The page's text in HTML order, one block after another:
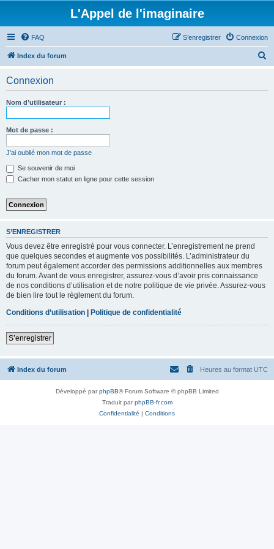
L'Appel de l'imaginaire
FAQ Connexion
S’enregistrer
Index du forum
Connexion
Nom d’utilisateur :
Mot de passe :
J’ai oublié mon mot de passe
Se souvenir de moi
Cacher mon statut en ligne pour cette session
S’ENREGISTRER
Vous devez être enregistré pour vous connecter. L’enregistrement ne prend
que quelques secondes et augmente vos possibilités. L’administrateur du
forum peut également accorder des permissions additionnelles aux membres
du forum. Avant de vous enregistrer, assurez-vous d’avoir pris connaissance
de nos conditions d’utilisation et de notre politique de vie privée. Assurez-vous
de bien lire tout le règlement du forum.
Conditions d’utilisation | Politique de confidentialité
S’enregistrer
Index du forum Heures au format UTC
Développé parphpBB® Forum Software © phpBB Limited
Traduit parphpBB-fr.com
Confidentialité | Conditions